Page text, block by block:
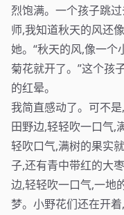
烈饱满。一个孩子跳
师,我知道秋天的风还
她。“秋天的风,像一个
菊花就开了。”这个孩
的红晕。
我简直感动了。可不
田野边,轻轻吹一口气,
轻吹口气,满树的果实
子,还有青中带红的大
边,轻轻吹一口气,一地
梦。小野花们还在开